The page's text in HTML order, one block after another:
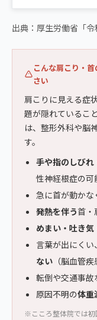
出典：厚生労働省「令
こんな肩こり・
さい
肩こりに見える症
題が隠れているこ
は、整形外科や脳
す。
手や指のしび
性神経根症の可
急に首が動かな
発熱を伴う首・
めまい・吐き気
言葉が出にく
ない （脳血管
転倒や交通事故
原因不明の体重
※こころ整体院では